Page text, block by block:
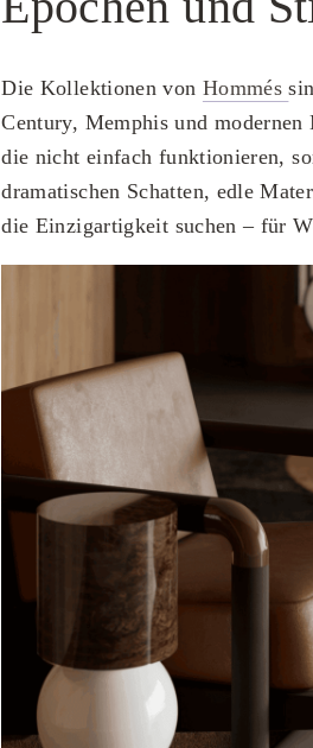
Die Kollektionen von Hommés
Century, Memphis und
die nicht einfach funktionieren,
dramatischen Schatten, edle
die Einzigartigkeit suchen – für